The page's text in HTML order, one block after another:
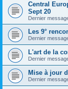
Central
Sept 20
Dernier
Les 9°
Dernier
L'art de la
Dernier
Mise à jour
Dernier